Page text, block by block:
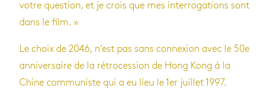
votre question, et je crois que mes interrogations sont
dans le film. »
Le choix de 2046, n’est pas sans connexion avec le 50e
anniversaire de la rétrocession de Hong Kong à la
Chine communiste qui a eu lieu le 1er juillet 1997.